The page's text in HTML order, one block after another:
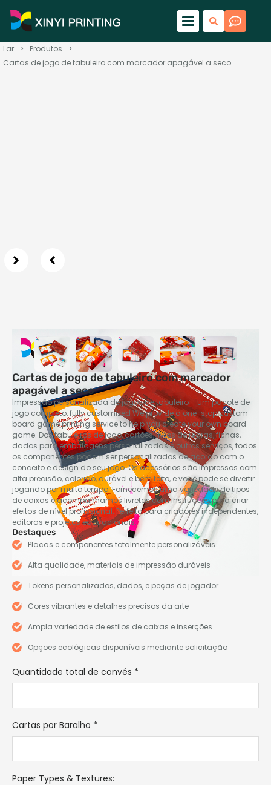
Lar > Produtos
>
Cartas de jogo de tabuleiro com marcador apagável a seco
Cartas de jogo de tabuleiro com marcador
apagável a seco
Impressão personalizada de jogos de tabuleiro – um pacote de
jogo completo,fully customized We provide a one-stop custom
board game printing service to help you create your own board
game. Dos tabuleiros de jogo, cartões, livros de regras, fichas,
dados para embalagens personalizadas e outros serviços, todos
os componentes podem ser personalizados de acordo com o
conceito e design do seu jogo. Os acessórios são impressos com
alta precisão, colorido, durável e bem feito, e você pode se divertir
jogando por muito tempo. Fornecemos uma variedade de tipos
de caixas e acompanhamos livretos com instruções para criar
efeitos de nível profissional. Perfeito para criadores independentes,
editoras e projetos educacionais.
Destaques
Placas e componentes totalmente personalizáveis
Alta qualidade, materiais de impressão duráveis
Tokens personalizados, dados, e peças de jogador
Cores vibrantes e detalhes precisos da arte
Ampla variedade de estilos de caixas e inserções
Opções ecológicas disponíveis mediante solicitação
Quantidade total de convés *
Cartas por Baralho *
Paper Types & Textures: